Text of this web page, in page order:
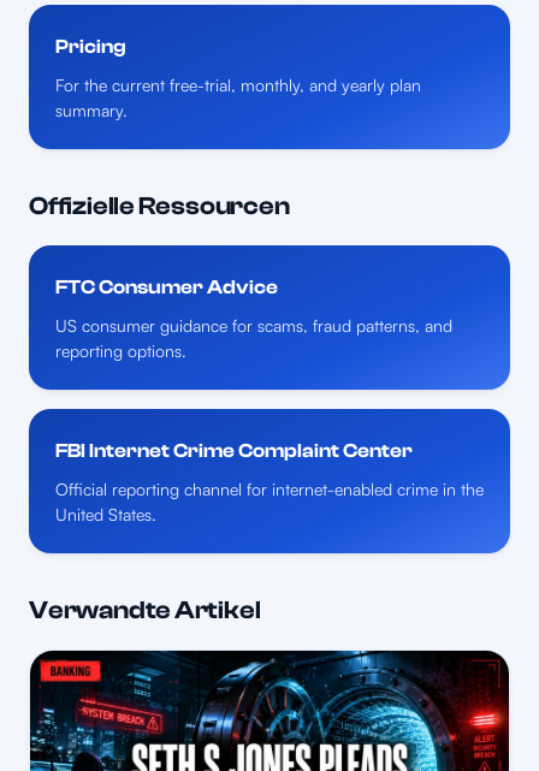
Pricing
For the current free-trial, monthly, and yearly plan
summary.
Offizielle Ressourcen
FTC Consumer Advice
US consumer guidance for scams, fraud patterns, and
reporting options.
FBI Internet Crime Complaint Center
Official reporting channel for internet-enabled crime in the
United States.
Verwandte Artikel